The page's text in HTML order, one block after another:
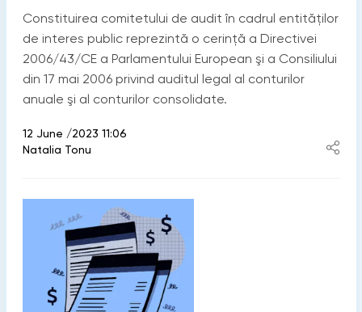
Constituirea comitetului de audit în cadrul entităților
de interes public reprezintă o cerință a Directivei
2006/43/CE a Parlamentului European şi a Consiliului
din 17 mai 2006 privind auditul legal al conturilor
anuale şi al conturilor consolidate.
12 June /2023 11:06
Natalia Tonu